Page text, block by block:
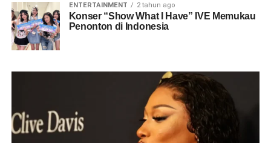
ENTERTAINMENT 2 tahun ago
Konser “Show What I Have” IVE Memukau
Penonton di Indonesia